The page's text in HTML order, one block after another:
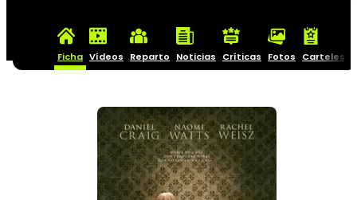
Ficha Vídeos Reparto Noticias Críticas Fotos Carteles